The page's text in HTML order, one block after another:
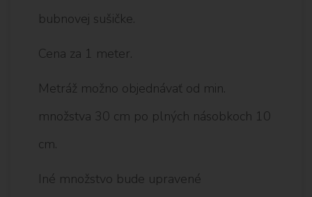
bubnovej sušičke.
Cena za 1 meter.
Metráž možno objednávať od min.
množstva 30 cm po plných násobkoch 10
cm.
Iné množstvo bude upravené